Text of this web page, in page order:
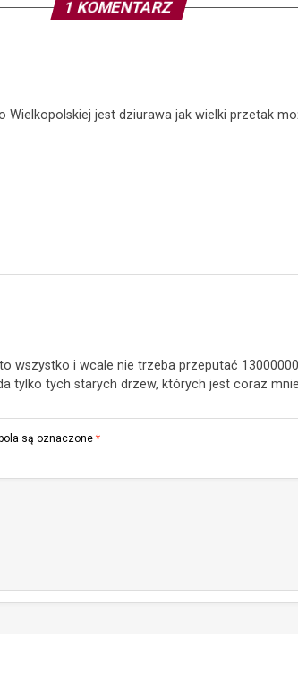
1 KOMENTARZ
Wielkopolskiej jest dziurawa jak wielki przetak
wszystko i wcale nie trzeba przeputać
tylko tych starych drzew, których jest coraz
są oznaczone *